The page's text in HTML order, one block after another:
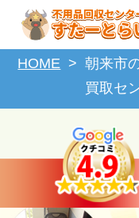
HOME
朝来市
買取セ